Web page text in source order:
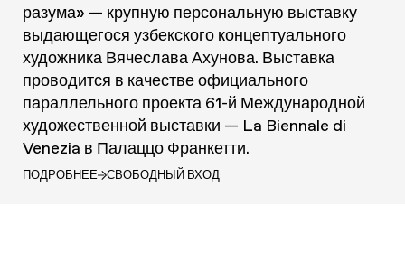
разума» — крупную персональную выставку
выдающегося узбекского концептуального
художника Вячеслава Ахунова. Выставка
проводится в качестве официального
параллельного проекта 61-й Международной
художественной выставки — La Biennale di
Venezia в Палаццо Франкетти.
ПОДРОБНЕЕ СВОБОДНЫЙ ВХОД